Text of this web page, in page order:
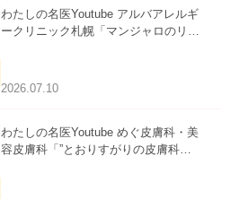
わたしの名医Youtube アルバアレルギ
ークリニック札幌「マンジャロのリア
た。
2026.07.10
わたしの名医Youtube めぐ皮膚科・美
容皮膚科「”とおりすがりの皮膚科